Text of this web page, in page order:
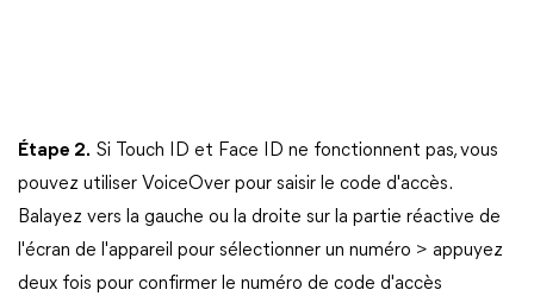
Étape 2. Si Touch ID et Face ID ne fonctionnent pas, vous
pouvez utiliser VoiceOver pour saisir le code d'accès.
Balayez vers la gauche ou la droite sur la partie réactive de
l'écran de l'appareil pour sélectionner un numéro > appuyez
deux fois pour confirmer le numéro de code d'accès